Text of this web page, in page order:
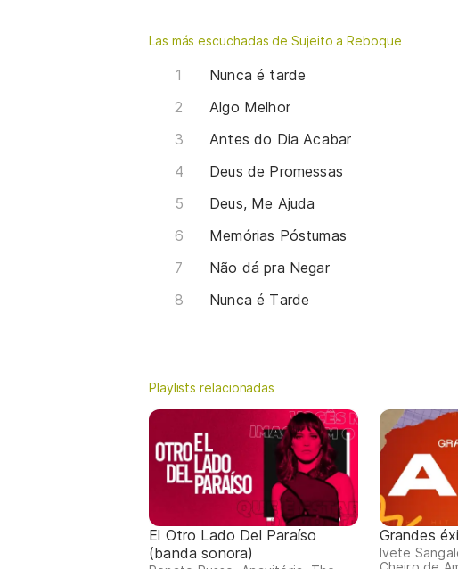
Las más escuchadas de Sujeito a Reboque
Nunca é tarde
Algo Melhor
Antes do Dia Acabar
Deus de Promessas
Deus, Me Ajuda
Memórias Póstumas
Não dá pra Negar
Nunca é Tarde
Playlists relacionadas
El Otro Lado Del Paraíso
(banda sonora)
Grandes
Ivete